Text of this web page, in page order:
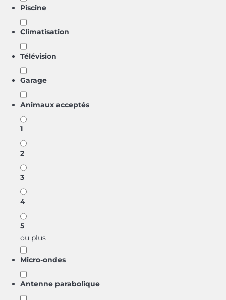
Piscine
Climatisation
Télévision
Garage
Animaux acceptés
1
2
3
4
5
ou plus
Micro-ondes
Antenne parabolique